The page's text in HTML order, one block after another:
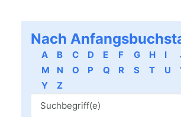
Nach
A B C D E F G H I
M
N O P Q R S T U
Y
Z